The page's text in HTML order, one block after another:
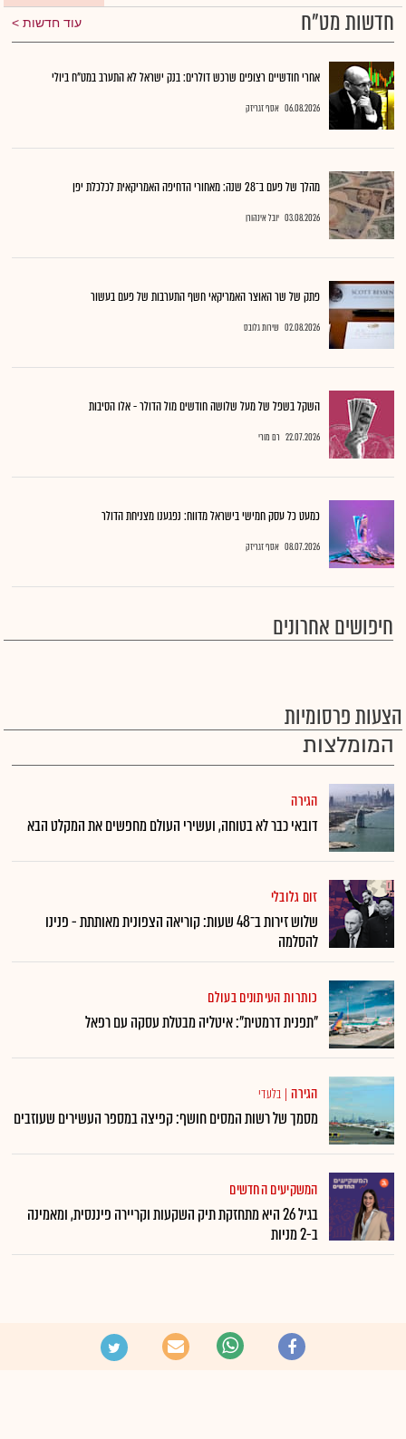
חדשות מט"ח עוד חדשות
אחרי חודשיים רצופים שרכש דולרים: בנק ישראל לא התערב במט"ח ביולי
06.08.2026 אסף זגריזק
מהלך של פעם ב־28 שנה: מאחורי הדחיפה האמריקאית לכלכלת יפן
03.08.2026 יובל אינהורן
פתק של שר האוצר האמריקאי חשף התערבות של פעם בעשור
02.08.2026 שירות גלובס
השקל בשפל של מעל שלושה חודשים מול הדולר - אלו הסיבות
22.07.2026 רם מורי
כמעט כל עסק חמישי בישראל מדווח: נפגענו מצניחת הדולר
08.07.2026 אסף זגריזק
חיפושים אחרונים
הצעות פרסומיות
המומלצות
הגירה
דובאי כבר לא בטוחה, ועשירי העולם מחפשים את המקלט הבא
זום גלובלי
שלוש זירות ב־48 שעות: קוריאה הצפונית מאותתת - פנינו
להסלמה
כותרות העיתונים בעולם
"תפנית דרמטית": איטליה מבטלת עסקה עם רפאל
הגירה | בלעדי
מסמך של רשות המסים חושף: קפיצה במספר העשירים שעוזבים
המשקיעים החדשים
בגיל 26 היא מתחזקת תיק השקעות וקריירה פיננסית, ומאמינה
ב-2 מניות